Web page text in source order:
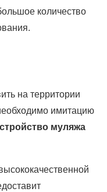
количество
на территории
имитацию
муляжа